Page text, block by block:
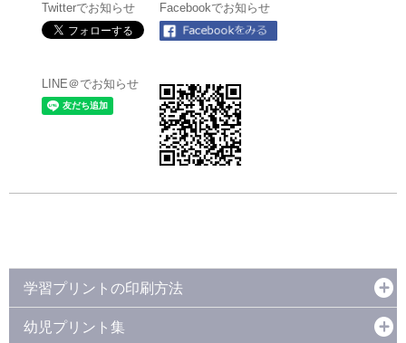
Twitterでお知らせ Facebookでお知らせ
LINE＠でお知らせ
学習プリントの印刷方法
幼児プリント集